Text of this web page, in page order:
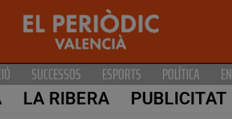
SUCCESSOS ESPORTS POLÍTICA
LA RIBERA PUBLICITAT